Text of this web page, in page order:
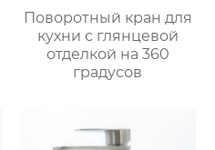
Поворотный кран для
кухни с глянцевой
отделкой на 360
градусов